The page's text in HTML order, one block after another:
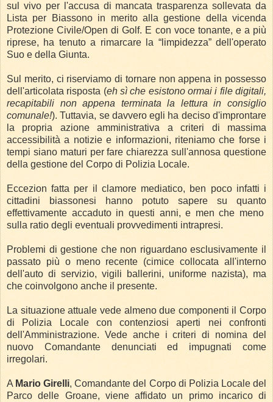
sul vivo per l'accusa di mancata trasparenza sollevata da
Lista per Biassono in merito alla gestione della vicenda
Protezione Civile/Open di Golf. E con voce tonante, e a più
riprese, ha tenuto a rimarcare la “limpidezza” dell'operato
Suo e della Giunta.
Sul merito, ci riserviamo di tornare non appena in possesso
dell'articolata risposta (eh sì che esistono ormai i file digitali,
recapitabili non appena terminata la lettura in consiglio
comunale!).Tuttavia, se davvero egli ha deciso d'improntare
la propria azione amministrativa a criteri di massima
accessibilità a notizie e informazioni, riteniamo che forse i
tempi siano maturi per fare chiarezza sull'annosa questione
della gestione del Corpo di Polizia Locale.
Eccezion fatta per il clamore mediatico, ben poco infatti i
cittadini biassonesi hanno potuto sapere su quanto
effettivamente accaduto in questi anni, e men che meno
sulla ratio degli eventuali provvedimenti intrapresi.
Problemi di gestione che non riguardano esclusivamente il
passato più o meno recente (cimice collocata all'interno
dell'auto di servizio, vigili ballerini, uniforme nazista), ma
che coinvolgono anche il presente.
La situazione attuale vede almeno due componenti il Corpo
di Polizia Locale con contenziosi aperti nei confronti
dell'Amministrazione. Vede anche i criteri di nomina del
nuovo Comandante denunciati ed impugnati come
irregolari.
A Mario Girelli, Comandante del Corpo di Polizia Locale del
Parco delle Groane, viene affidato un primo incarico di